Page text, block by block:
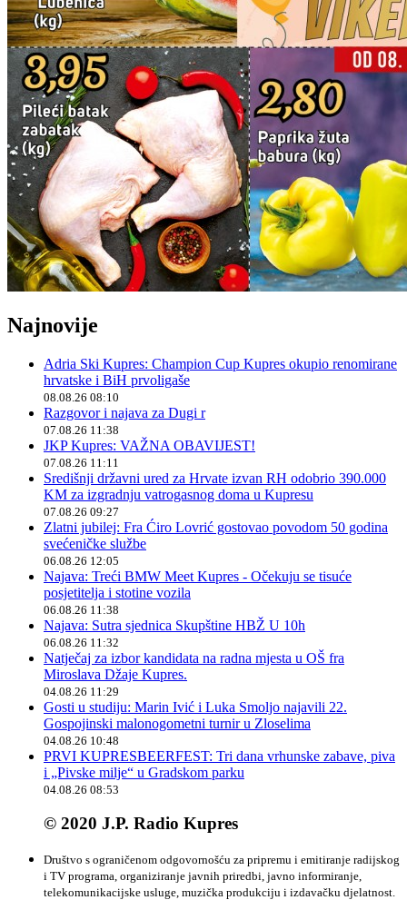
Najnovije
Adria Ski Kupres: Champion Cup Kupres okupio renomirane
hrvatske i BiH prvoligaše
08.08.26 08:10
Razgovor i najava za Dugi r
07.08.26 11:38
JKP Kupres: VAŽNA OBAVIJEST!
07.08.26 11:11
Središnji državni ured za Hrvate izvan RH odobrio 390.000
KM za izgradnju vatrogasnog doma u Kupresu
07.08.26 09:27
Zlatni jubilej: Fra Ćiro Lovrić gostovao povodom 50 godina
svećeničke službe
06.08.26 12:05
Najava: Treći BMW Meet Kupres - Očekuju se tisuće
posjetitelja i stotine vozila
06.08.26 11:38
Najava: Sutra sjednica Skupštine HBŽ U 10h
06.08.26 11:32
Natječaj za izbor kandidata na radna mjesta u OŠ fra
Miroslava Džaje Kupres.
04.08.26 11:29
Gosti u studiju: Marin Ivić i Luka Smoljo najavili 22.
Gospojinski malonogometni turnir u Zloselima
04.08.26 10:48
PRVI KUPRESBEERFEST: Tri dana vrhunske zabave, piva
i „Pivske milje“ u Gradskom parku
04.08.26 08:53
© 2020 J.P. Radio Kupres
Društvo s ograničenom odgovornošću za pripremu i emitiranje radijskog
i TV programa, organiziranje javnih priredbi, javno informiranje,
telekomunikacijske usluge, muzička produkciju i izdavačku djelatnost.